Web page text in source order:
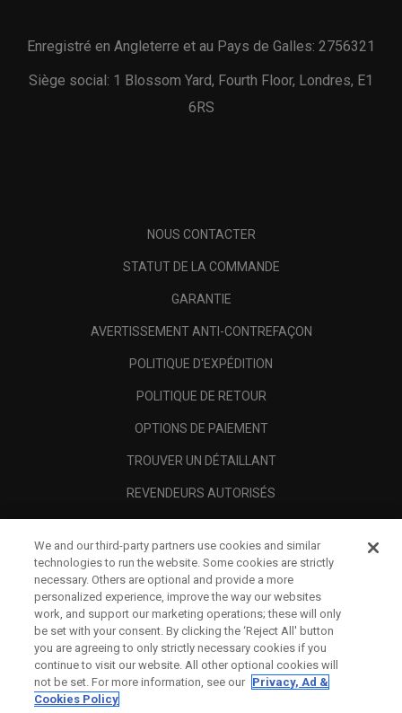
Enregistré en Angleterre et au Pays de Galles: 2756321
Siège social: 1 Blossom Yard, Fourth Floor, Londres, E1
6RS
NOUS CONTACTER
STATUT DE LA COMMANDE
GARANTIE
AVERTISSEMENT ANTI-CONTREFAÇON
POLITIQUE D'EXPÉDITION
POLITIQUE DE RETOUR
OPTIONS DE PAIEMENT
TROUVER UN DÉTAILLANT
REVENDEURS AUTORISÉS
A PROPOS
MENTIONS LÉGALES
We and our third-party partners use cookies and similar
technologies to run the website. Some cookies are strictly
necessary. Others are optional and provide a more
personalized experience, improve the way our websites
work, and support our marketing operations; these will only
be set with your consent. By clicking the ‘Reject All' button
you are agreeing to only strictly necessary cookies if you
continue to visit our website. All other optional cookies will
not be set. For more information, see our Privacy, Ad &
Cookies Policy